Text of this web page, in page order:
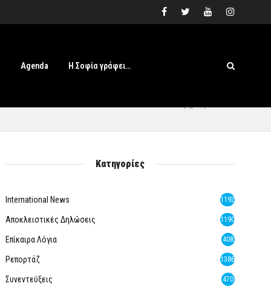
Agenda Η Σοφία γράφει…
Κατηγορίες
International News 1192
Αποκλειστικές Δηλώσεις 1190
Επίκαιρα Λόγια 408
Ρεπορτάζ 1386
Συνεντεύξεις 470